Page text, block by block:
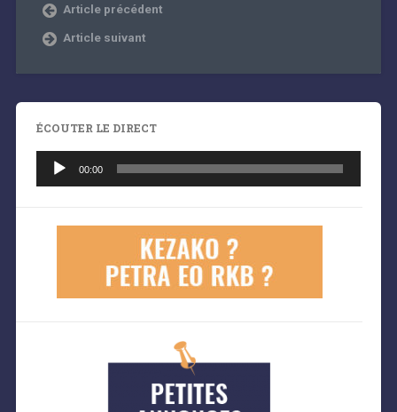
Article précédent
Article suivant
ÉCOUTER LE DIRECT
audio
00:00